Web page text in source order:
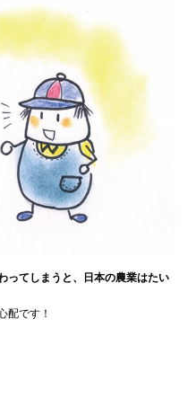
ってしまうと、日本の農業はたい
配です！